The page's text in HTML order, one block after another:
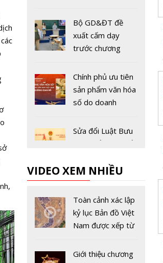
Bộ GD&ĐT đề
xuất cấm dạy
trước chương
nghĩa tăng cường
Chính phủ ưu tiên
sản phẩm văn hóa
số do doanh
triển
Sửa đổi Luật Bưu
chính để phát triển
tốc chiến dịch
'Làm sạch mã số
thuế', rà soát hơn
nghiệp
VIDEO XEM NHIỀU
Toàn cảnh xác lập
kỷ lục Bản đồ Việt
Nam được xếp từ
năm 2022
Giới thiệu chương